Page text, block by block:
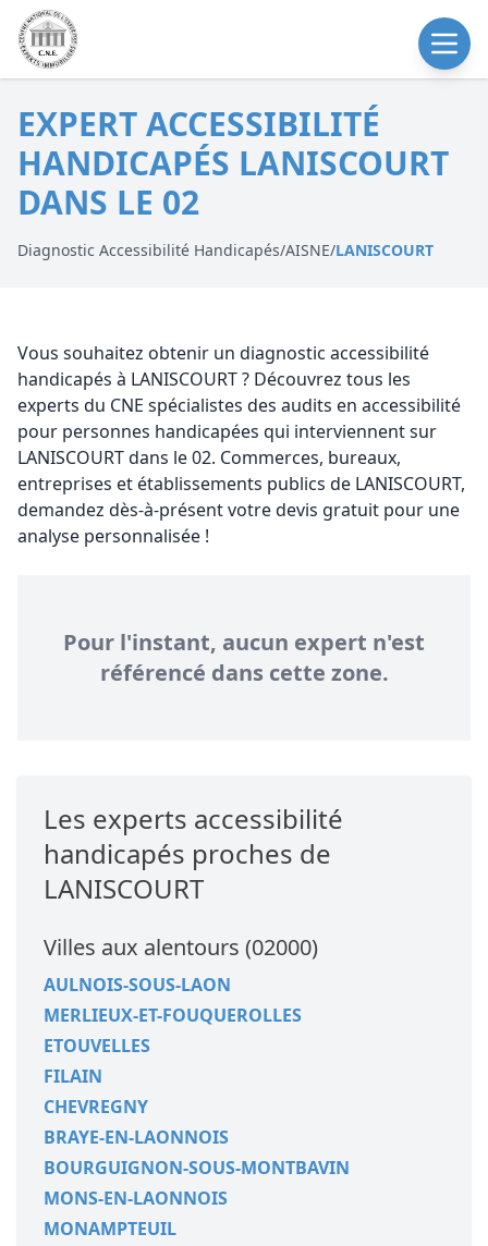
EXPERT ACCESSIBILITÉ
HANDICAPÉS LANISCOURT
DANS LE 02
Diagnostic Accessibilité Handicapés/AISNE/LANISCOURT
Vous souhaitez obtenir un diagnostic accessibilité
handicapés à LANISCOURT ? Découvrez tous les
experts du CNE spécialistes des audits en accessibilité
pour personnes handicapées qui interviennent sur
LANISCOURT dans le 02. Commerces, bureaux,
entreprises et établissements publics de LANISCOURT,
demandez dès-à-présent votre devis gratuit pour une
analyse personnalisée !
Pour l'instant, aucun expert n'est
référencé dans cette zone.
Les experts accessibilité
handicapés proches de
LANISCOURT
Villes aux alentours (02000)
AULNOIS-SOUS-LAON
MERLIEUX-ET-FOUQUEROLLES
ETOUVELLES
FILAIN
CHEVREGNY
BRAYE-EN-LAONNOIS
BOURGUIGNON-SOUS-MONTBAVIN
MONS-EN-LAONNOIS
MONAMPTEUIL